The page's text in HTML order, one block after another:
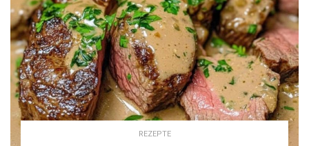
REZEPTE